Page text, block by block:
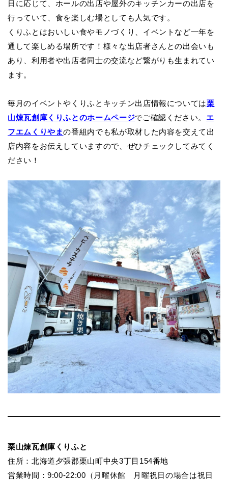
日に応じて、ホールの出店や屋外のキッチンカーの出店を
行っていて、食を楽しむ場としても人気です。
くりふとはおいしい食やモノづくり、イベントなど一年を
通して楽しめる場所です！様々な出店者さんとの出会いも
あり、利用者や出店者同士の交流など繋がりも生まれてい
ます。
毎月のイベントやくりふとキッチン出店情報については栗
山煉瓦創庫くりふとのホームページでご確認ください。 エ
フエムくりやまの番組内でも私が取材した内容を交えて出
店内容をお伝えしていますので、ぜひチェックしてみてく
ださい！
栗山煉瓦創庫くりふと
住所：北海道夕張郡栗山町中央3丁目154番地
営業時間：9:00-22:00 （月曜休館 月曜祝日の場合は祝日